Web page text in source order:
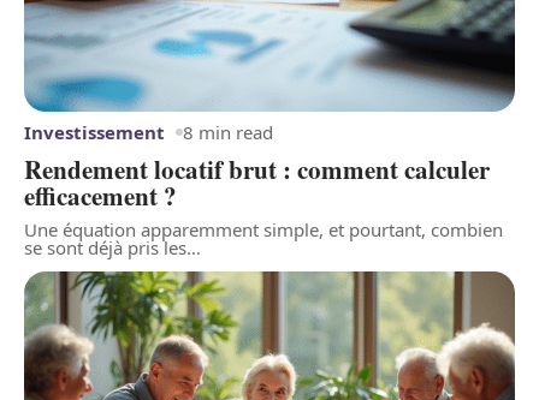
Rendement locatif brut : comment calculer
efficacement ?
Une équation apparemment simple, et pourtant, combien
se sont déjà pris les…
Investissement 8 min read